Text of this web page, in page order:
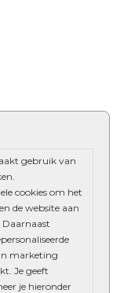
gebruik van
cookies om het
de website aan
Daarnaast
marketing
Je geeft
je hieronder